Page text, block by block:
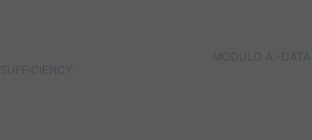
MÓDULO A -DATA
SUFFICIENCY